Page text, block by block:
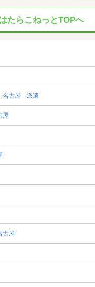
はたらこねっとTOPへ
古屋 派遣
屋
古屋